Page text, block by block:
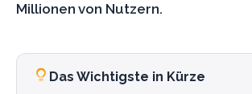
Millionen von Nutzern.
Das Wichtigste in Kürze